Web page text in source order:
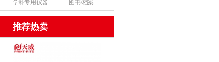
学科专用仪器设备
图书/档案
推荐热卖